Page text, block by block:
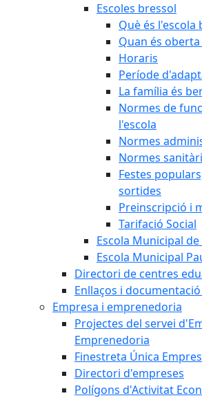
Escoles bressol
Què és l'escola
Quan és
Horaris
Període
La família és
Normes de
l'escola
Normes
Normes
Festes
sortides
Preinscripció i
Tarifació Social
Escola Municipal
Escola Municipal
Directori de centres
Enllaços i
Empresa i emprenedoria
Projectes del servei
Emprenedoria
Finestreta Única
Directori d'empreses
Polígons d'Activitat